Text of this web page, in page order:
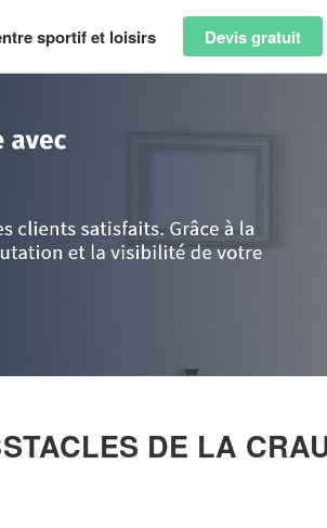
sportif et loisirs Devis gratuit
DE LA